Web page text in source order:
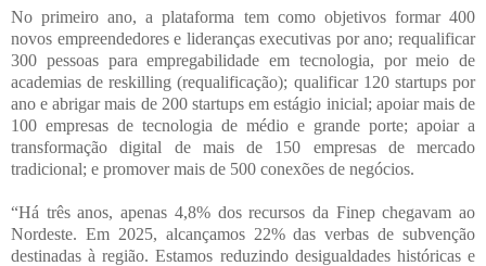
No primeiro ano, a plataforma tem como objetivos formar 400
novos empreendedores e lideranças executivas por ano; requalificar
300 pessoas para empregabilidade em tecnologia, por meio de
academias de reskilling (requalificação); qualificar 120 startups por
ano e abrigar mais de 200 startups em estágio inicial; apoiar mais de
100 empresas de tecnologia de médio e grande porte; apoiar a
transformação digital de mais de 150 empresas de mercado
tradicional; e promover mais de 500 conexões de negócios.
“Há três anos, apenas 4,8% dos recursos da Finep chegavam ao
Nordeste. Em 2025, alcançamos 22% das verbas de subvenção
destinadas à região. Estamos reduzindo desigualdades históricas e